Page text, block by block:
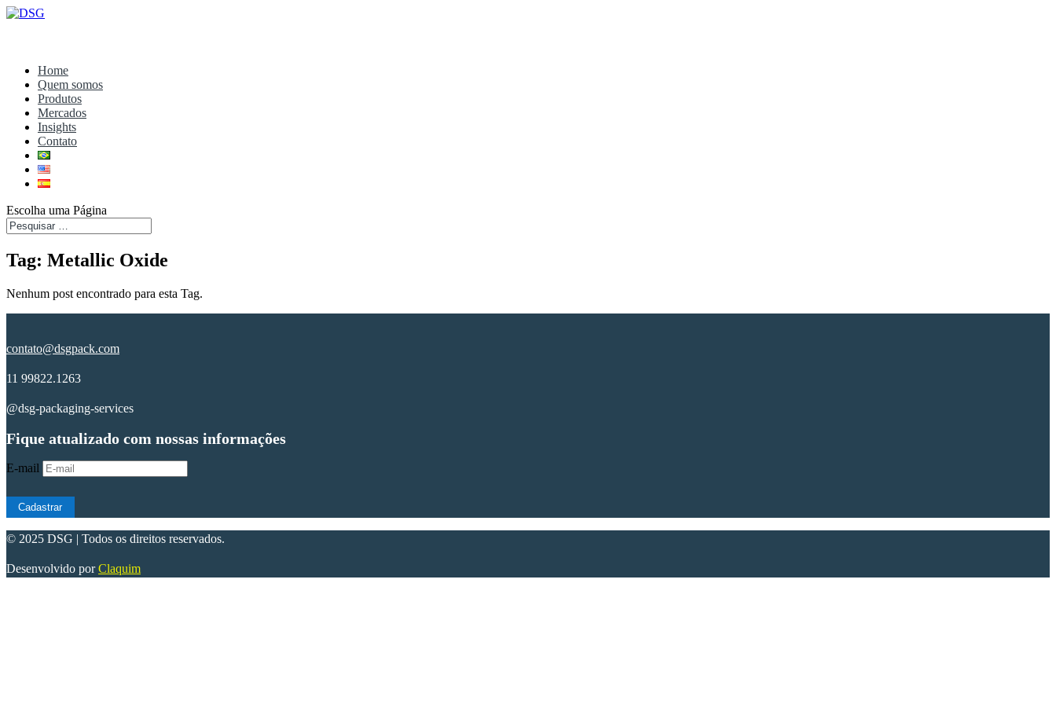
Home
Quem somos
Produtos
Mercados
Insights
Contato
Escolha uma Página
Tag: Metallic Oxide
Nenhum post encontrado para esta Tag.
contato@dsgpack.com
11 99822.1263
@dsg-packaging-services
Fique atualizado com nossas informações
E-mail
Cadastrar
© 2025 DSG | Todos os direitos reservados.
Desenvolvido porClaquim